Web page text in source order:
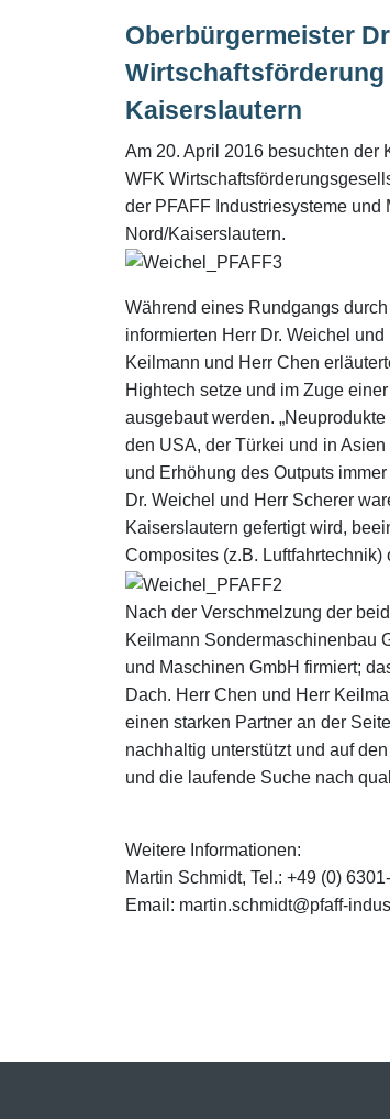
Oberbürgermeister
Wirtschaftsförderung
Kaiserslautern
Am 20. April 2016 besuchten der
WFK
der PFAFF Industriesysteme
Nord/Kaiserslautern.
Während eines Rundgangs
informierten Herr Dr. Weichel
Keilmann und Herr Chen
Hightech setze und im Zuge
ausgebaut werden.
den USA, der Türkei und in
und Erhöhung des Outputs
Dr. Weichel und Herr Scherer
Kaiserslautern gefertigt wird,
Composites (z.B.
Nach der Verschmelzung der
Keilmann Sondermaschinenbau
und Maschinen GmbH firmiert;
Dach. Herr Chen und Herr
einen starken Partner an der
nachhaltig unterstützt und auf
und die laufende Suche nach
Weitere Informationen:
Martin Schmidt, Tel.: +49 (0)
Email: martin.schmidt@pfaff-